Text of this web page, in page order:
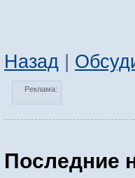
Назад |
Реклама:
Последние